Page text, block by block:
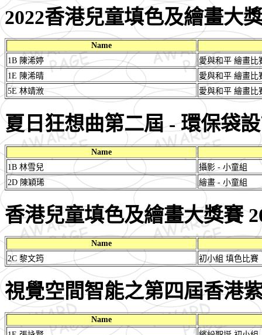
2022香港兒童填色及繪畫大
Name
1B 陳浠婷
愛與和平 繪畫比
1E 陳浠晴
愛與和平 繪畫比
5E 林靖浟
愛與和平 繪畫比
夏日狂想曲第二屆 - 環保袋
Name
1B 林雪兒
攝影 - 小童組
2D 陳穎琋
繪畫 - 小童組
香港兒童填色及繪畫大獎賽
Name
2C 黎文筠
初小組 填色比賽
視覺空間智能之第四屆香港
Name